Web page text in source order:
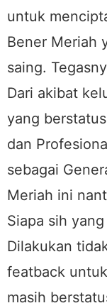
untuk
Bener Meriah
saing.
Dari akibat
yang
dan
sebagai
Meriah ini
Siapa sih
Dilakukan
featback
masih